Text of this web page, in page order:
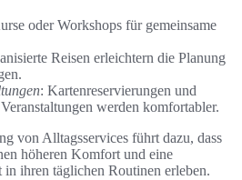
oder Workshops für gemeinsame
Reisen erleichtern die Planung
: Kartenreservierungen und
werden komfortabler.
von Alltagsservices führt dazu, dass
höheren Komfort und eine
in ihren täglichen Routinen erleben.